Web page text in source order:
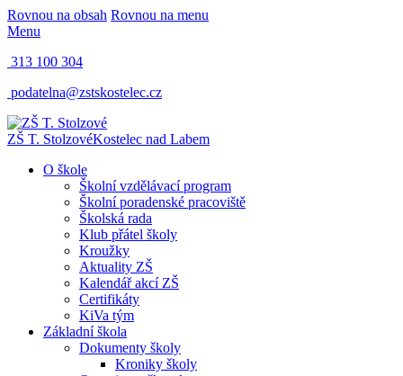
Rovnou na obsah Rovnou na menu
Menu
313 100 304
podatelna@zstskostelec.cz
ZŠ T. StolzovéKostelec nad Labem
O škole
Školní vzdělávací program
Školní poradenské pracoviště
Školská rada
Klub přátel školy
Kroužky
Aktuality ZŠ
Kalendář akcí ZŠ
Certifikáty
KiVa tým
Základní škola
Dokumenty školy
Kroniky školy